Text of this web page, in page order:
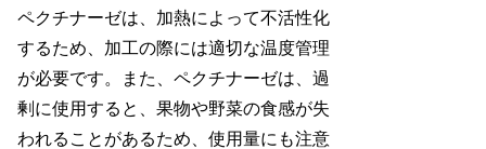
ペクチナーゼは、加熱によって不活性化
するため、加工の際には適切な温度管理
が必要です。また、ペクチナーゼは、過
剰に使用すると、果物や野菜の食感が失
われることがあるため、使用量にも注意